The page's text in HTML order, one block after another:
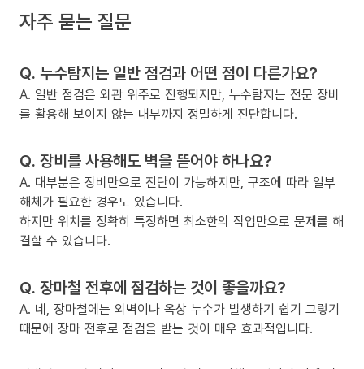
자주 묻는 질문
Q. 누수탐지는 일반 점검과 어떤 점이 다른가요?
A. 일반 점검은 외관 위주로 진행되지만, 누수탐지는 전문 장비
를 활용해 보이지 않는 내부까지 정밀하게 진단합니다.
Q. 장비를 사용해도 벽을 뜯어야 하나요?
A. 대부분은 장비만으로 진단이 가능하지만, 구조에 따라 일부
해체가 필요한 경우도 있습니다.
하지만 위치를 정확히 특정하면 최소한의 작업만으로 문제를 해
결할 수 있습니다.
Q. 장마철 전후에 점검하는 것이 좋을까요?
A. 네, 장마철에는 외벽이나 옥상 누수가 발생하기 쉽기 그렇기
때문에 장마 전후로 점검을 받는 것이 매우 효과적입니다.